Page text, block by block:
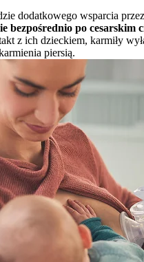
dodatkowego wsparcia
bezpośrednio po
z ich dzieckiem, karmiły
piersią.